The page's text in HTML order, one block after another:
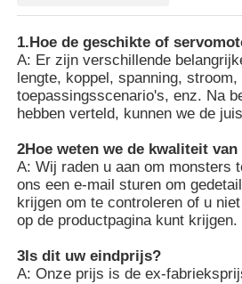
1.Hoe de geschikte of
A: Er zijn verschillende
lengte, koppel, spanning, stroom,
toepassingsscenario's, enz. Na
hebben verteld, kunnen we de
2Hoe weten we de kwaliteit
A: Wij raden u aan om monsters
ons een e-mail sturen om
krijgen om te controleren of u
op de productpagina kunt krijgen.
3Is dit uw eindprijs?
A: Onze prijs is de ex-